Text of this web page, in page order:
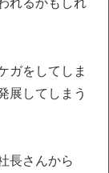
ガをしてしま
展してしまう
長さんから